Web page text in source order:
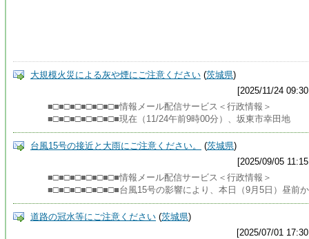
大規模火災による灰や煙にご注意ください (茨城県)
[2025/11/24
■□■□■□■□■□■□■情報メール配信サービス＜行政情報＞
■□■□■□■□■□■□■現在（11/24午前9時00分）、坂東市幸田地
台風15号の接近と大雨にご注意ください。 (茨城県)
[2025/09/05
■□■□■□■□■□■□■情報メール配信サービス＜行政情報＞
■□■□■□■□■□■□■台風15号の影響により、本日（9月5日）昼前か
道路の冠水等にご注意ください (茨城県)
[2025/07/01